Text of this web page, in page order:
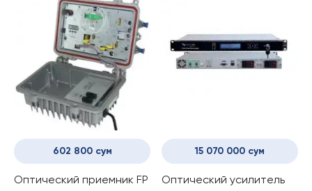
602 800 сум
Оптический приемник FP
15 070 000 сум
Оптический усилитель